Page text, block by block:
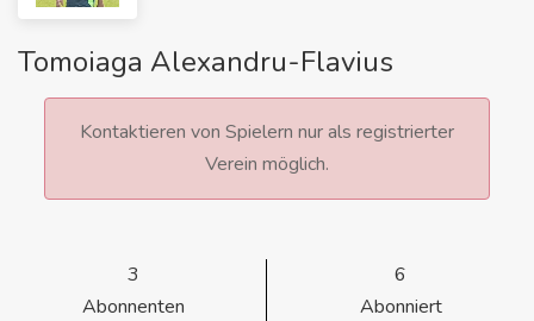
Tomoiaga Alexandru-Flavius
Kontaktieren von Spielern nur als registrierter
Verein möglich.
3
Abonnenten
6
Abonniert